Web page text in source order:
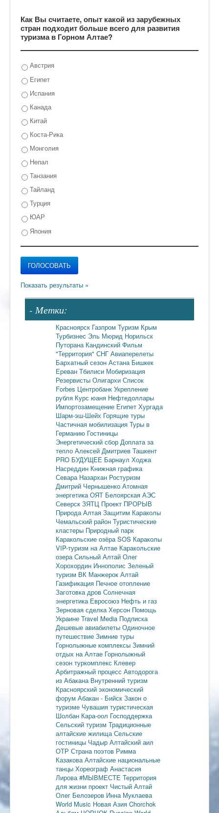
Как Вы считаете, опыт какой из зарубежных
стран подходит больше всего для развития
туризма в Горном Алтае?
Австрия
Египет
Испания
Канада
Китай
Коста-Рика
Монголия
Непал
Танзания
Тайланд
Турция
ЮАР
Япония
- Метки:
Красноярск Газпром Туризм Крым
Турбизнес Эль Мюрид Норильск
Путорана Кандинский Фильм
"Территория" СНГ Авиаперелеты
Бархатный сезон Астана Бишкек
Ереван Тбилиси Мобиризация
Резервисты Олигархи Список
Forbes Центробанк Укрепление
рубля Курс юаня Нефтедоллары
Импортозамещение Египет Хургада
Шарм-эш-Шейх Горящие туры
Частичная мобилизация Туры в
Германию Гостиницы
Энергетический сбор Доплата за
тепло Алексей Дмитриев Ташкент
PRO БУДУЩЕЕ Барнаул Ходжа
Насреддин Книжная графика
Севара Назархан Ростуризм
Дмитрий Чернышенко Атомная
энергетика ОЯТ Белоярская АЭС
Северск ЗЯТЦ Проект ПРОРЫВ
Природа Алтая Защитим Караколы
Чемальский район Туристические
кластеры Природный парк
Каракольские озёра SOS Караколы
VIP-туризм на Алтае Каракольские
озера Сильный Алтай Олег
Хорохордин Иннополис Зеленый
туризм ВК Манжерок Алтай
Газификация Печное отопление
Заготовка дров Солнечная
энергетика Евросоюз Нефть и газ
Зерновая сделка Херсон Помощь
Украине Travel Media Подписка
Дешевые авиабилеты Одиночное
путешествие Зимние туры
Горнолыжные комплексы Зимний
отдых на Алтае Горнолыжный
сезон туркомплекс Клевер
Арбитражный процесс Автодорога
из Абакана Внутренний туризм
Красноярский экономический
форум Абакан - Бийск Закон о
туризме Чувашия туристическая
Шолбан Кара-оол Господдержка
Сельский туризм Традиционные
алтайские жилища Сельские
гостиницы Чадыр Алтайский аил
ОТР Страна поэтов Римма
Казакова Алтайские национальные
танцы Хореограф Анастасия
Лирова #МЫВМЕСТЕ Территория
для жизни проект Чистый Алтай
Олег Белозеров Инна Муклаева
World Music Новая Азия Chorchok